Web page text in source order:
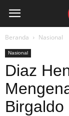
Beranda Nasional
Nasional
Diaz
Birgaldo